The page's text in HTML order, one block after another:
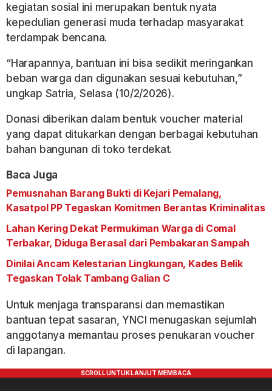
kegiatan sosial ini merupakan bentuk nyata
kepedulian generasi muda terhadap masyarakat
terdampak bencana.
“Harapannya, bantuan ini bisa sedikit meringankan
beban warga dan digunakan sesuai kebutuhan,”
ungkap Satria, Selasa (10/2/2026).
Donasi diberikan dalam bentuk voucher material
yang dapat ditukarkan dengan berbagai kebutuhan
bahan bangunan di toko terdekat.
Baca Juga
Pemusnahan Barang Bukti di Kejari Pemalang,
Kasatpol PP Tegaskan Komitmen Berantas Kriminalitas
Lahan Kering Dekat Permukiman Warga di Comal
Terbakar, Diduga Berasal dari Pembakaran Sampah
Dinilai Ancam Kelestarian Lingkungan, Kades Belik
Tegaskan Tolak Tambang Galian C
Untuk menjaga transparansi dan memastikan
bantuan tepat sasaran, YNCI menugaskan sejumlah
anggotanya memantau proses penukaran voucher
di lapangan.